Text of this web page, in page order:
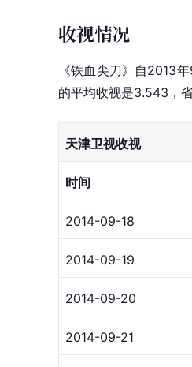
收视情况
《铁血尖刀》自2013
的平均收视是3.543，
天津卫视收视
时间
2014-09-18
2014-09-19
2014-09-20
2014-09-21